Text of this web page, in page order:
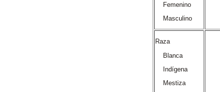
Femenino
Masculino
Raza
Blanca
Indígena
Mestiza